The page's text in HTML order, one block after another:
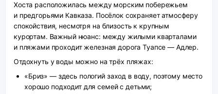
Хоста расположилась между морским побережьем
и предгорьями Кавказа. Посёлок сохраняет атмосферу
спокойствия, несмотря на близость к крупным
курортам. Важный нюанс: между жилыми кварталами
и пляжами проходит железная дорога Туапсе — Адлер.
Отдохнуть у воды можно на трёх пляжах:
«Бриз» — здесь пологий заход в воду, поэтому место
хорошо подходит для семей с детьми;